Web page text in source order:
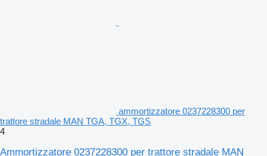
ammortizzatore 0237228300 per
trattore stradale MAN TGA, TGX, TGS
4
Ammortizzatore 0237228300 per trattore stradale MAN